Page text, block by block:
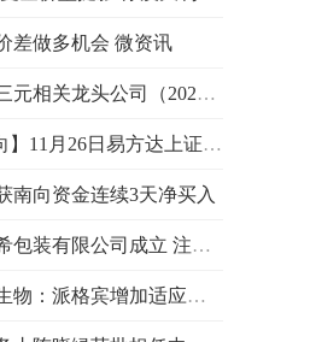
差做多机会 微资讯
关龙头公司（2025/11/26）
方达上证科创板综合ETF基金涨0.9%，份额增加1200万份
南向资金连续3天净买入
限公司成立 注册资本20万人民币
格宾增加适应症上市许可申请获得批准 当前热点